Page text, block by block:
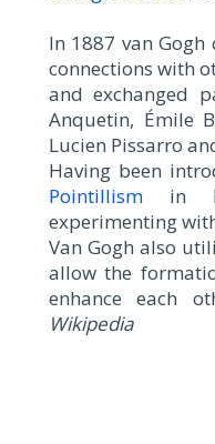
In 1887 van
connections with
and exchanged
Anquetin, Émile
Lucien Pissarro
Having been
Pointillism in
experimenting
Van Gogh also
allow the
enhance each
Wikipedia